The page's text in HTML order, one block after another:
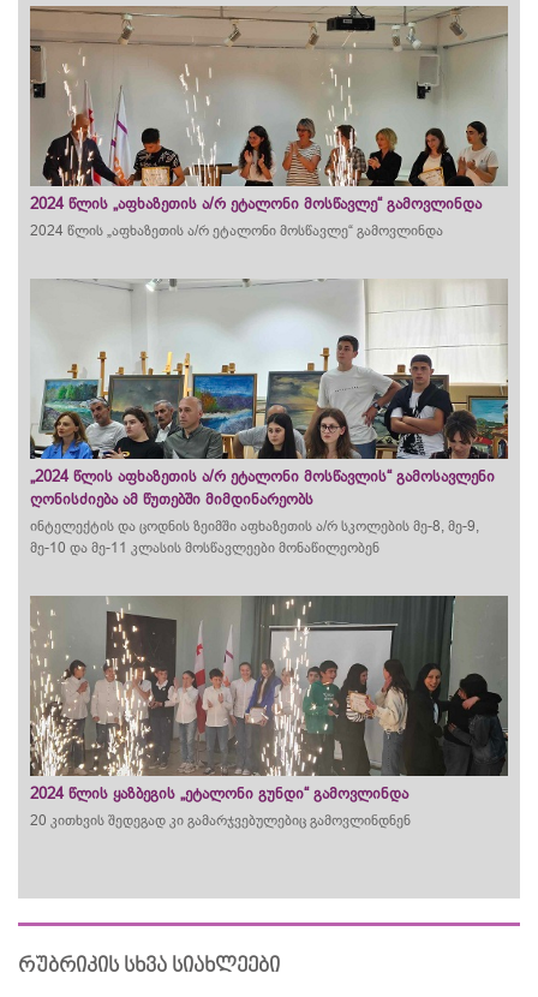
2024 წლის „აფხაზეთის ა/რ ეტალონი მოსწავლე“ გამოვლინდა
2024 წლის „აფხაზეთის ა/რ ეტალონი მოსწავლე“ გამოვლინდა
„2024 წლის აფხაზეთის ა/რ ეტალონი მოსწავლის“ გამოსავლენი
ღონისძიება ამ წუთებში მიმდინარეობს
ინტელექტის და ცოდნის ზეიმში აფხაზეთის ა/რ სკოლების მე-8, მე-9,
მე-10 და მე-11 კლასის მოსწავლეები მონაწილეობენ
2024 წლის ყაზბეგის „ეტალონი გუნდი“ გამოვლინდა
20 კითხვის შედეგად კი გამარჯვებულებიც გამოვლინდნენ
რუბრიკის სხვა სიახლეები